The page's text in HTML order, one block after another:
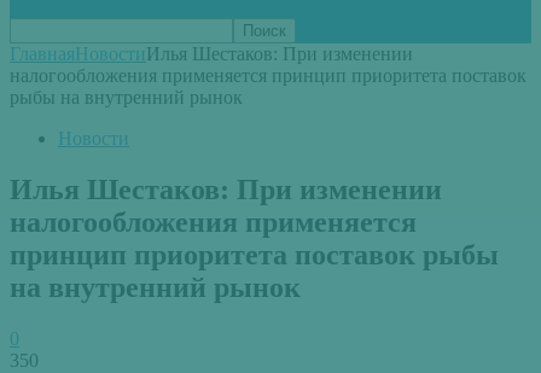
ГлавнаяНовостиИлья Шестаков: При изменении
налогообложения применяется принцип приоритета поставок
рыбы на внутренний рынок
Новости
Илья Шестаков: При изменении
налогообложения применяется
принцип приоритета поставок рыбы
на внутренний рынок
0
350